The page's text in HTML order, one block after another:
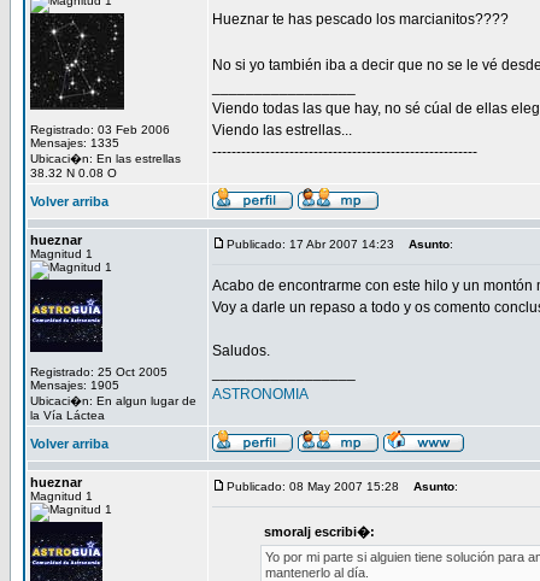
Registrado: 03 Feb 2006
Mensajes: 1335
Ubicaci�n: En las estrellas
38.32 N 0.08 O
Hueznar te has pescado los marcianitos????
No si yo también iba a decir que no se le vé
Viendo todas las que hay, no sé cúal de ellas
Viendo las estrellas...
-------------------------------------------------------
Volver arriba
hueznar
Magnitud 1
Registrado: 25 Oct 2005
Mensajes: 1905
Ubicaci�n: En algun lugar de
la Vía Láctea
Publicado: 17 Abr 2007 14:23 Asunto:
Acabo de encontrarme con este hilo y un montón
Voy a darle un repaso a todo y os comento
Saludos.
ASTRONOMIA
Volver arriba
hueznar
Magnitud 1
Publicado: 08 May 2007 15:28 Asunto:
smoralj escribi�:
Yo por mi parte si alguien tiene solución para
mantenerlo al día.